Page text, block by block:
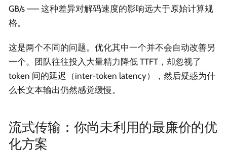
GB/s —— 这种差异对解码速度的影响远大于原始计算规
格。
这是两个不同的问题。优化其中一个并不会自动改善另
一个。团队往往投入大量精力降低 TTFT，却忽视了
token 间的延迟（inter-token latency），然后疑惑为什
么长文本输出仍然感觉缓慢。
流式传输：你尚未利用的最廉价的优
化方案